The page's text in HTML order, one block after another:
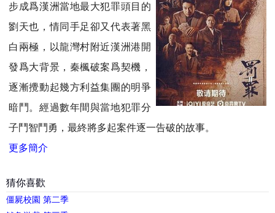
步成爲漢洲當地最大犯罪頭目的
劉天也，情同手足卻又代表著黑
白兩極，以龍灣村附近漢洲港開
發爲大背景，秦楓破案爲契機，
逐漸攪動起幾方利益集團的明爭
暗鬥。經過數年間與當地犯罪分
子鬥智鬥勇，最終將多起案件逐一告破的故事。
更多簡介
猜你喜歡
僵屍校園 第二季